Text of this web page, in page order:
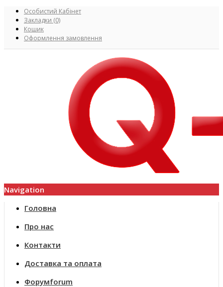
Особистий Кабінет
Закладки (0)
Кошик
Оформлення замовлення
Navigation
Головна
Про нас
Контакти
Доставка та оплата
Форумforum